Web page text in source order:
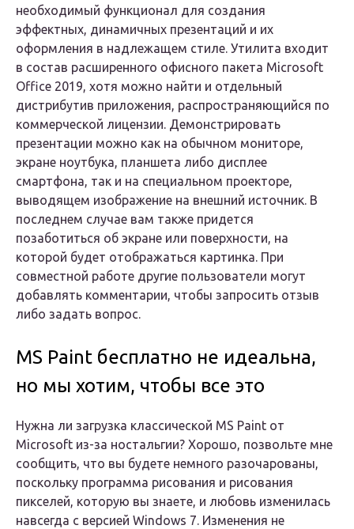
необходимый функционал для создания
эффектных, динамичных презентаций и их
оформления в надлежащем стиле. Утилита входит
в состав расширенного офисного пакета Microsoft
Office 2019, хотя можно найти и отдельный
дистрибутив приложения, распространяющийся по
коммерческой лицензии. Демонстрировать
презентации можно как на обычном мониторе,
экране ноутбука, планшета либо дисплее
смартфона, так и на специальном проекторе,
выводящем изображение на внешний источник. В
последнем случае вам также придется
позаботиться об экране или поверхности, на
которой будет отображаться картинка. При
совместной работе другие пользователи могут
добавлять комментарии, чтобы запросить отзыв
либо задать вопрос.
MS Paint бесплатно не идеальна,
но мы хотим, чтобы все это
Нужна ли загрузка классической MS Paint от
Microsoft из-за ностальгии? Хорошо, позвольте мне
сообщить, что вы будете немного разочарованы,
поскольку программа рисования и рисования
пикселей, которую вы знаете, и любовь изменилась
навсегда с версией Windows 7. Изменения не